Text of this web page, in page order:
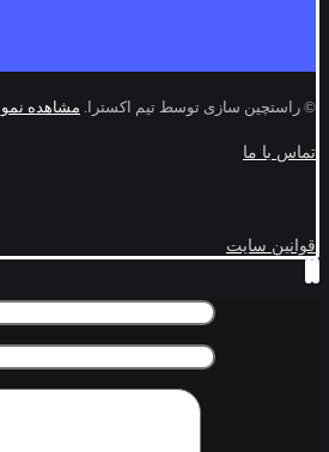
© راستچین سازی توسط تیم اکسترا. مشاهده
تماس با ما
قوانین سایت